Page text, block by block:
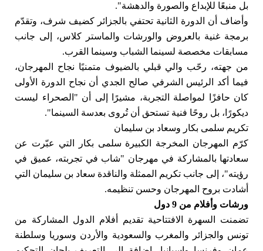
بل منبعًا للإبداع والصورة والدهشة".
وأضاف أن الدورة الثانية تحتفي بالجزائر كضيف شرف، وتقدّم
برمجة غنية بالعروض والورشات والماستر كلاس، إلى جانب
مسابقات مخصصة لسينما الشباب وسينما القرب.
من جهته، رحّب والي قبلي بالضيوف متمنيًا نجاح المهرجان،
فيما أكد الرئيس الشرفي صالح الجدي أن نجاح الدورة الأولى
كان حافزًا لمواصلة التجربة، مشيرًا إلى أن "الصحراء ليست
ديكورًا، بل روحًا فنية تستحق أن تُروى بعدسة السينما".
تكريم سلمى بكار وسعاد بن سليمان
كرّم المهرجان المخرجة الكبيرة سلمى بكار التي عبّرت عن
سعادتها بالمشاركة في مهرجان "شاب في تجربته، عميق في
رؤيته"، إلى جانب تكريم الممثلة والناقدة سعاد بن سليمان التي
أشادت بروح المهرجان وحسن تنظيمه.
ورشات وأفلام من 9 دول
تضمنت السهرة الافتتاحية تقديم أفلام الدول المشاركة من
تونس والجزائر والمغرب والسعودية والأردن وسوريا وسلطنة